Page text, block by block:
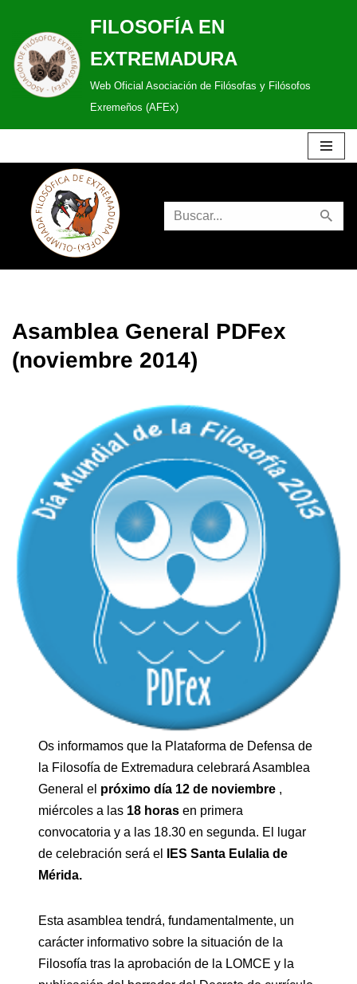
Saltar
al
contenido
FILOSOFÍA EN
EXTREMADURA
Web Oficial Asociación de Filósofas y Filósofos
Exremeños (AFEx)
Asamblea General PDFex
(noviembre 2014)
Os informamos que la Plataforma de Defensa de
la Filosofía de Extremadura celebrará Asamblea
General el próximo día 12 de noviembre ,
miércoles a las 18 horas en primera
convocatoria y a las 18.30 en segunda. El lugar
de celebración será el
IES Santa Eulalia de
Mérida.
Esta asamblea tendrá, fundamentalmente, un
carácter informativo sobre la situación de la
Filosofía tras la aprobación de la LOMCE y la